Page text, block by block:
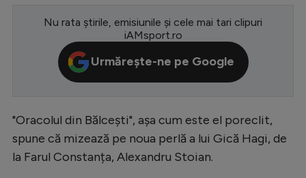
CM 2026
Premier League
LaLiga
Bundesliga
Ligue 1
Nu rata știrile, emisiunile și cele mai tari clipuri
iAMsport.ro
Urmărește-ne pe Google
"Oracolul din Bălcești", așa cum este el poreclit,
spune că mizează pe noua perlă a lui Gică Hagi, de
la Farul Constanța, Alexandru Stoian.